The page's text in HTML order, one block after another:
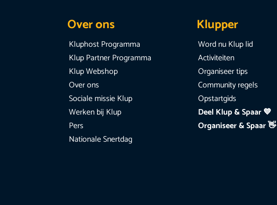
Over ons
Kluphost Programma
Klup Partner Programma
Klup Webshop
Over ons
Sociale missie Klup
Werken bij Klup
Pers
Nationale Snertdag
Klupper
Word nu Klup lid
Activiteiten
Organiseer tips
Community regels
Opstartgids
Deel Klup & Spaar 💙
Organiseer & Spaar 👋